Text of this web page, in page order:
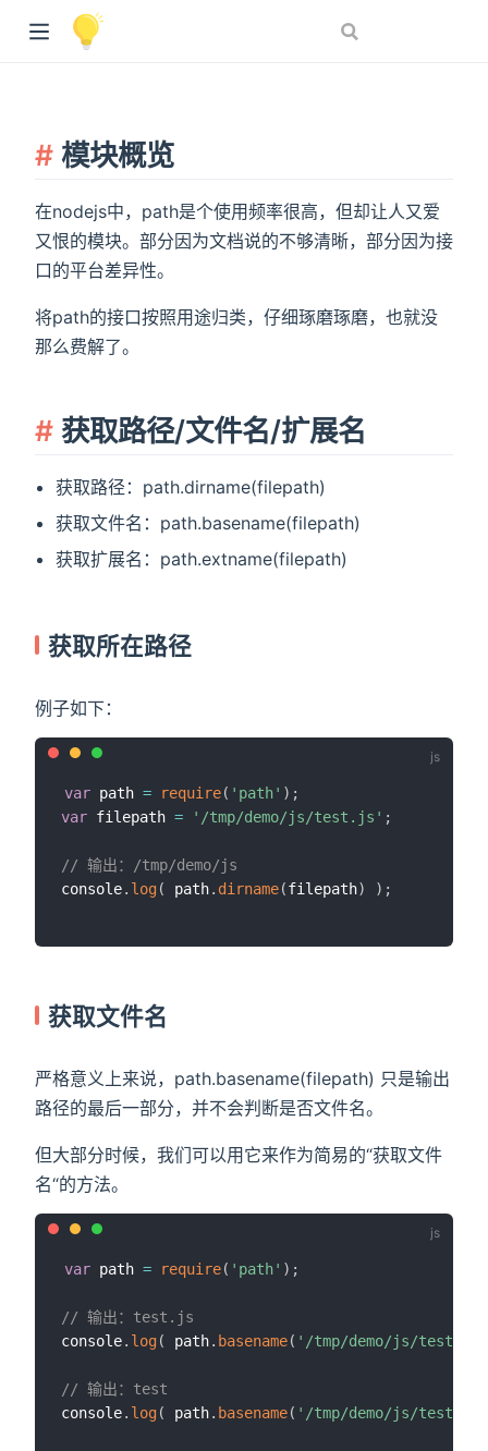
模块概览
在nodejs中，path是个使用频率很高，但却让人又爱
又恨的模块。部分因为文档说的不够清晰，部分因为接
口的平台差异性。
将path的接口按照用途归类，仔细琢磨琢磨，也就没
那么费解了。
获取路径/文件名/扩展名
获取路径：path.dirname(filepath)
获取文件名：path.basename(filepath)
获取扩展名：path.extname(filepath)
获取所在路径
例子如下：
var path = require( 'path' ) ;
var filepath = '/tmp/demo/js/test.js' ;
// 输出：/tmp/demo/js
console. log( path. dirname(filepath) ) ;
获取文件名
严格意义上来说，path.basename(filepath) 只是输出
路径的最后一部分，并不会判断是否文件名。
但大部分时候，我们可以用它来作为简易的“获取文件
名“的方法。
var path = require( 'path' ) ;
// 输出：test.js
console. log( path. basename( '/tmp/demo/js/test.js'
// 输出：test
console. log( path. basename( '/tmp/demo/js/test/'